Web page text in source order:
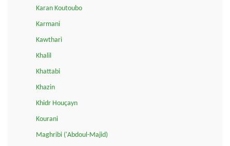
Karan Koutoubo
Karmani
Kawthari
Khalil
Khattabi
Khazin
Khidr Houçayn
Kourani
Maghribi ('Abdoul-Majid)